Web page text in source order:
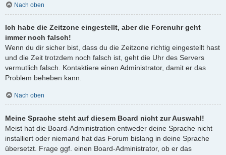
Nach oben
Ich habe die Zeitzone eingestellt, aber die Forenuhr geht
immer noch falsch!
Wenn du dir sicher bist, dass du die Zeitzone richtig eingestellt hast
und die Zeit trotzdem noch falsch ist, geht die Uhr des Servers
vermutlich falsch. Kontaktiere einen Administrator, damit er das
Problem beheben kann.
Nach oben
Meine Sprache steht auf diesem Board nicht zur Auswahl!
Meist hat die Board-Administration entweder deine Sprache nicht
installiert oder niemand hat das Forum bislang in deine Sprache
übersetzt. Frage ggf. einen Board-Administrator, ob er das